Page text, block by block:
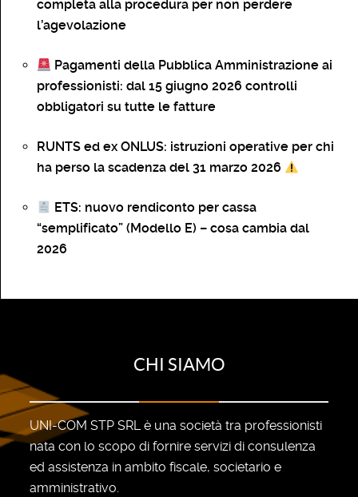
completa alla procedura per non perdere
l’agevolazione
Pagamenti della Pubblica Amministrazione ai
professionisti: dal 15 giugno 2026 controlli
obbligatori su tutte le fatture
RUNTS ed ex ONLUS: istruzioni operative per chi
ha perso la scadenza del 31 marzo 2026
ETS: nuovo rendiconto per cassa
“semplificato” (Modello E) – cosa cambia dal
2026
CHI SIAMO
UNI-COM STP SRL è una società tra professionisti
nata con lo scopo di fornire servizi di consulenza
ed assistenza in ambito fiscale, societario e
amministrativo.